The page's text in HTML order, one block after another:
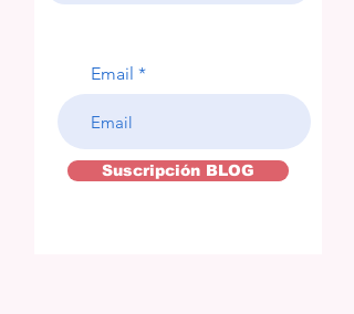
Email
Suscripción BLOG